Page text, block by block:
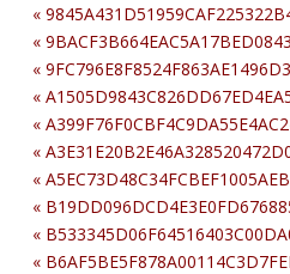
«
«
«
«
«
«
«
«
«
«